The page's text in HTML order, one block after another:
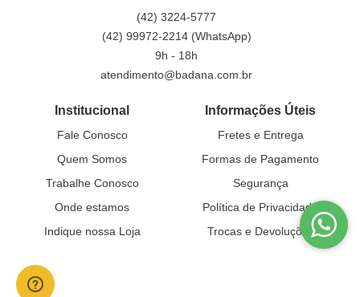
(42) 3224-5777
(42) 99972-2214 (WhatsApp)
9h - 18h
atendimento@badana.com.br
Institucional
Fale Conosco
Quem Somos
Trabalhe Conosco
Onde estamos
Indique nossa Loja
Informações Úteis
Fretes e Entrega
Formas de Pagamento
Segurança
Política de Privacidade
Trocas e Devoluções